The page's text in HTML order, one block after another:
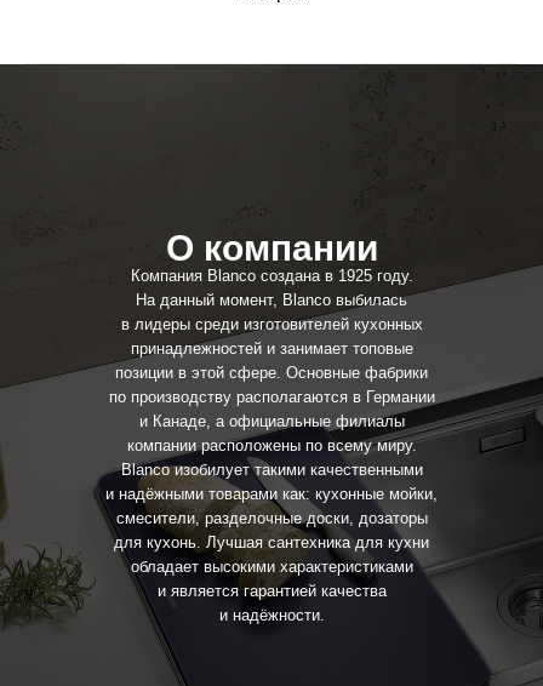
О компании
Компания Blanco создана в 1925 году.
На данный момент, Blanco выбилась
в лидеры среди изготовителей кухонных
принадлежностей и занимает топовые
позиции в этой сфере. Основные фабрики
по производству располагаются в Германии
и Канаде, а официальные филиалы
компании расположены по всему миру.
Blanco изобилует такими качественными
и надёжными товарами как: кухонные мойки,
смесители, разделочные доски, дозаторы
для кухонь. Лучшая сантехника для кухни
обладает высокими характеристиками
и является гарантией качества
и надёжности.